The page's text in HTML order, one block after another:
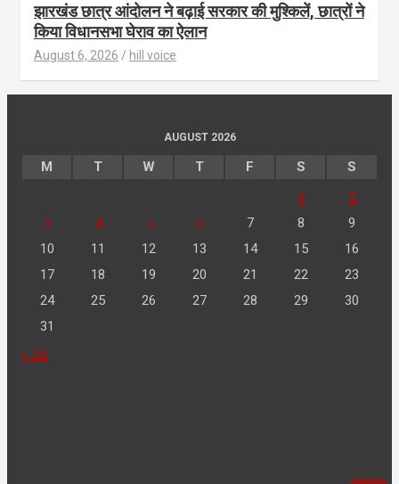
झारखंड छात्र आंदोलन ने बढ़ाई सरकार की मुश्किलें, छात्रों ने
किया विधानसभा घेराव का ऐलान
August 6, 2026 hill voice
AUGUST 2026
M T W T F S
S
1
2
3
4 5 6 7 8
9
10
11 12 13 14 15
16
17
18 19 20 21 22
23
24
25 26 27 28 29
30
31
« Jul